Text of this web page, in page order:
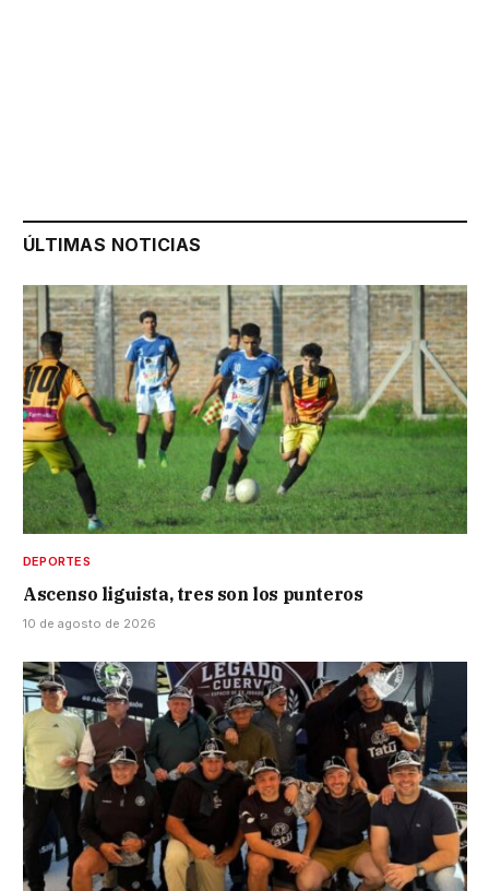
ÚLTIMAS NOTICIAS
DEPORTES
Ascenso liguista, tres son los punteros
10 de agosto de 2026